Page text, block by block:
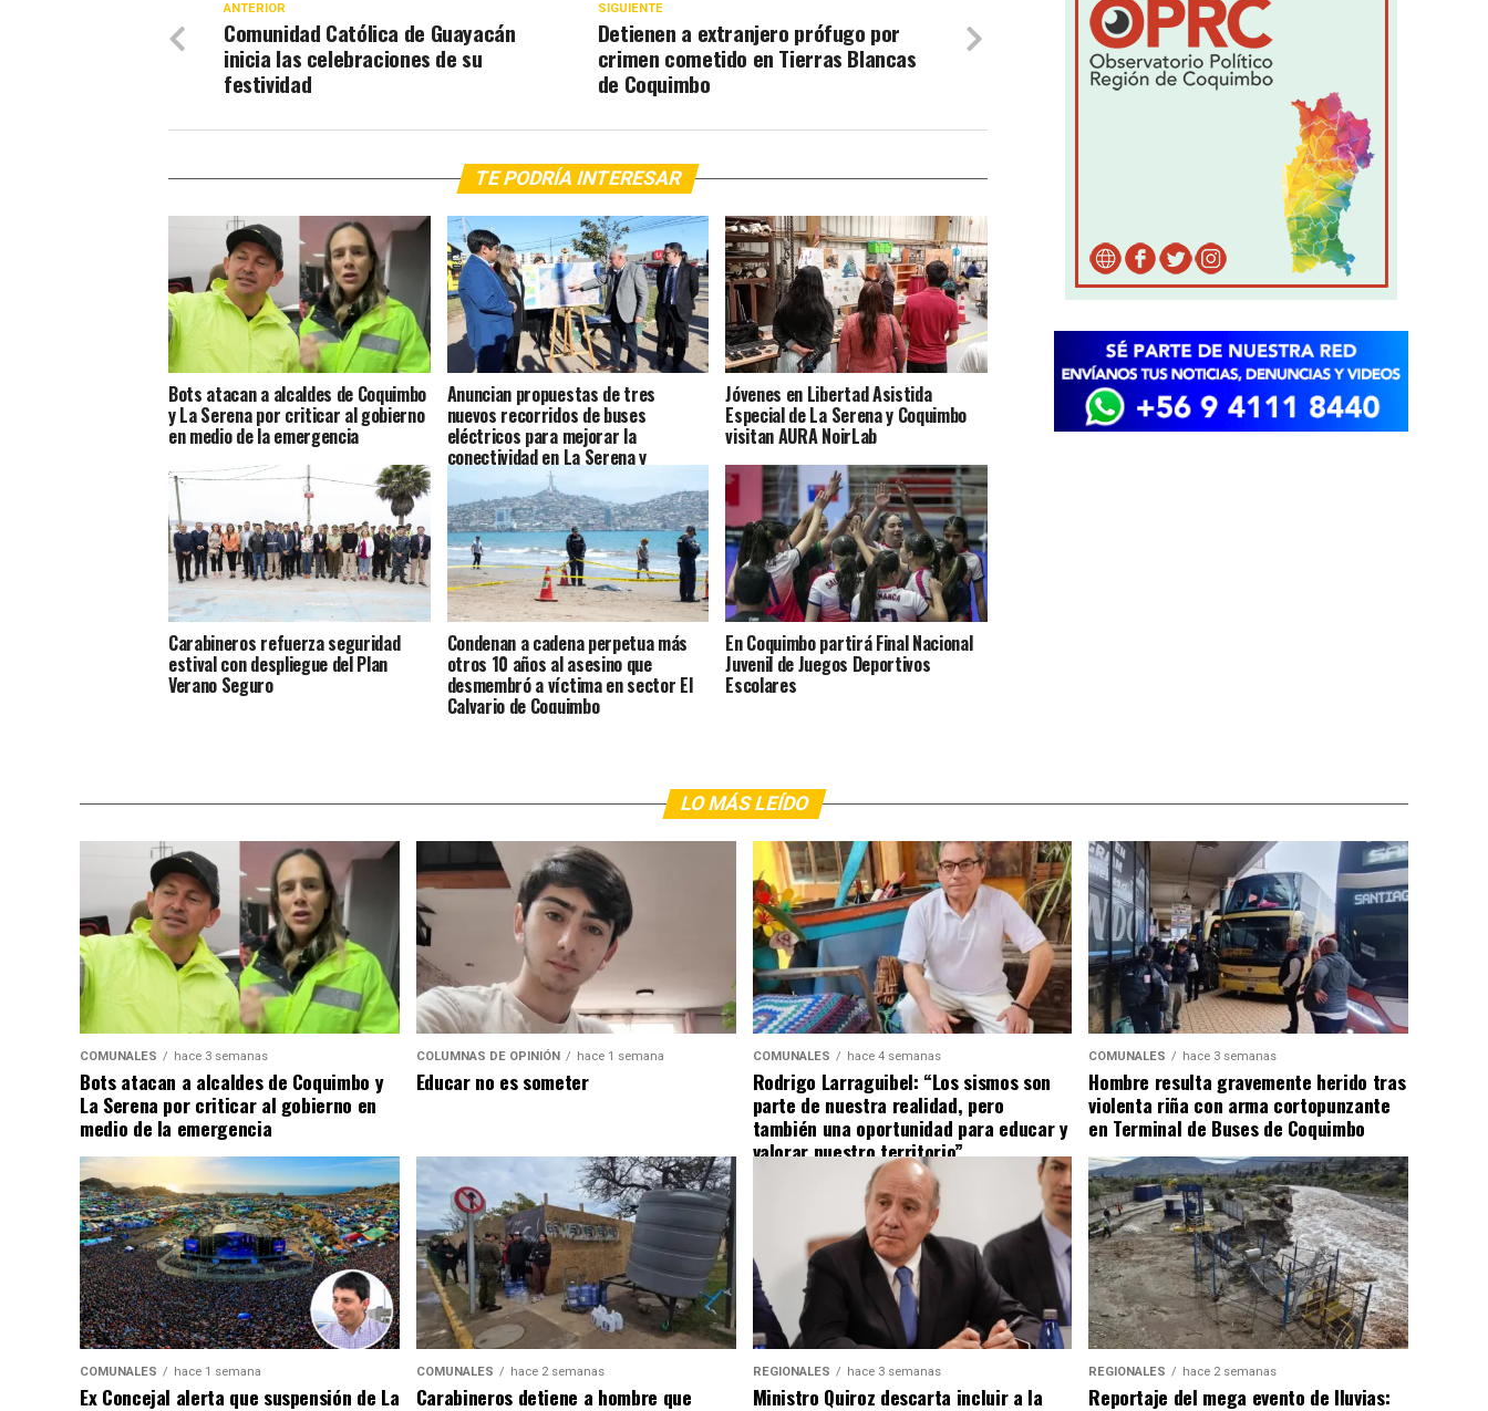
SIGUIENTE
Detienen a extranjero prófugo por
crimen cometido en Tierras Blancas
de Coquimbo
ANTERIOR
Comunidad Católica de Guayacán
inicia las celebraciones de su
festividad
TE PODRÍA INTERESAR
Bots atacan a alcaldes de Coquimbo
y La Serena por criticar al gobierno
en medio de la emergencia
Anuncian propuestas de tres
nuevos recorridos de buses
eléctricos para mejorar la
conectividad en La Serena y
Jóvenes en Libertad Asistida
Especial de La Serena y Coquimbo
visitan AURA NoirLab
Carabineros refuerza seguridad
estival con despliegue del Plan
Verano Seguro
Condenan a cadena perpetua más
otros 10 años al asesino que
desmembró a víctima en sector El
Calvario de Coquimbo
En Coquimbo partirá Final Nacional
Juvenil de Juegos Deportivos
Escolares
LO MÁS LEÍDO
COMUNALES hace 3 semanas
Bots atacan a alcaldes de Coquimbo y
La Serena por criticar al gobierno en
medio de la emergencia
COLUMNAS DE OPINIÓN hace 1 semana
Educar no es someter
COMUNALES hace 4 semanas
Rodrigo Larraguibel: “Los sismos son
parte de nuestra realidad, pero
también una oportunidad para educar y
valorar nuestro territorio”
COMUNALES hace 3 semanas
Hombre resulta gravemente herido tras
violenta riña con arma cortopunzante
en Terminal de Buses de Coquimbo
COMUNALES hace 1 semana
Ex Concejal alerta que suspensión de La
COMUNALES hace 2 semanas
Carabineros detiene a hombre que
REGIONALES hace 3 semanas
Ministro Quiroz descarta incluir a la
REGIONALES hace 2 semanas
Reportaje del mega evento de lluvias: